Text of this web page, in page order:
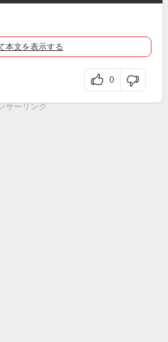
本文を表示する
0
サーリンク